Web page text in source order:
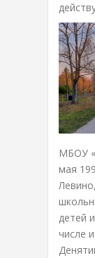
МБОУ
мая
детей
числе